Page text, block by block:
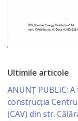
Serviciul
Serviciul
în
Ultimile articole
ANUNȚ PUBLIC:
construcția
(CAV) din str.